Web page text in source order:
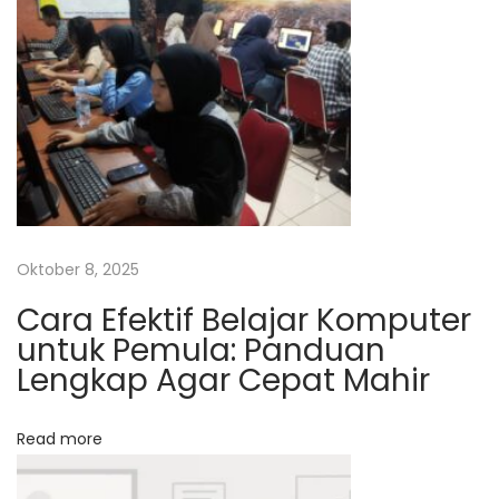
s
o
m
p
u
t
d
n
J
a
Oktober 8, 2025
Cara Efektif Belajar Komputer
untuk Pemula: Panduan
Lengkap Agar Cepat Mahir
Read more